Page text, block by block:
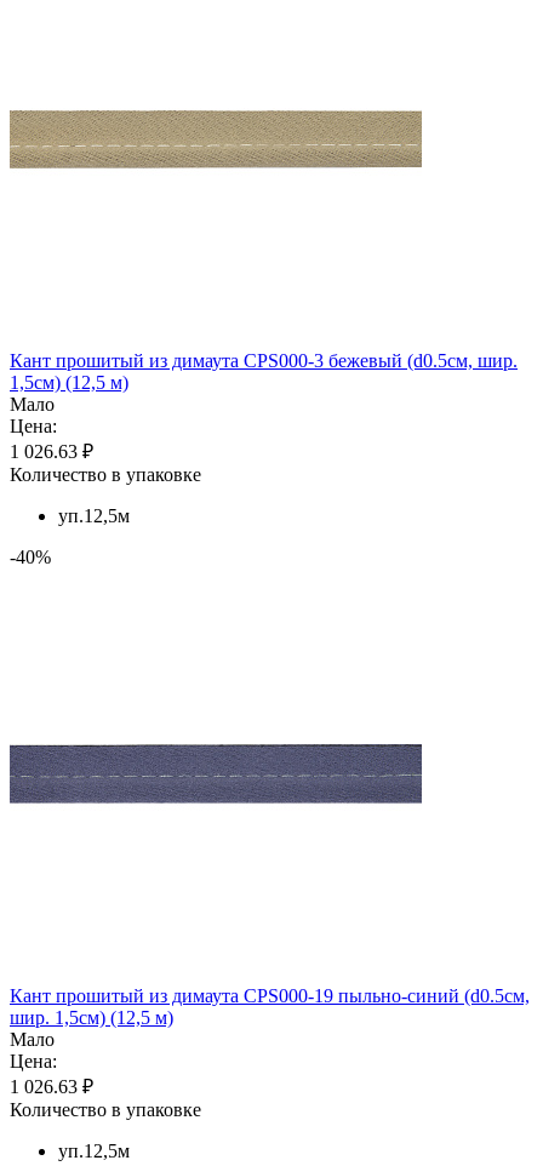
Кант прошитый из димаута CPS000-3 бежевый (d0.5см, шир.
1,5см) (12,5 м)
Мало
Цена:
1 026.63 ₽
Количество в упаковке
уп.12,5м
-40%
Кант прошитый из димаута CPS000-19 пыльно-синий (d0.5см,
шир. 1,5см) (12,5 м)
Мало
Цена:
1 026.63 ₽
Количество в упаковке
уп.12,5м